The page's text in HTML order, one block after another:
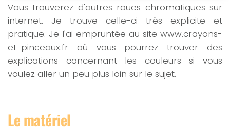
Vous trouverez d'autres roues chromatiques sur
internet. Je trouve celle-ci très explicite et
pratique. Je l'ai empruntée au site www.crayons-
et-pinceaux.fr où vous pourrez trouver des
explications concernant les couleurs si vous
voulez aller un peu plus loin sur le sujet.
Le matériel